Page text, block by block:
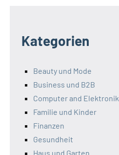
Kategorien
Beauty und Mode
Business und B2B
Computer and Elektronik
Familie und Kinder
Finanzen
Gesundheit
Haus und Garten